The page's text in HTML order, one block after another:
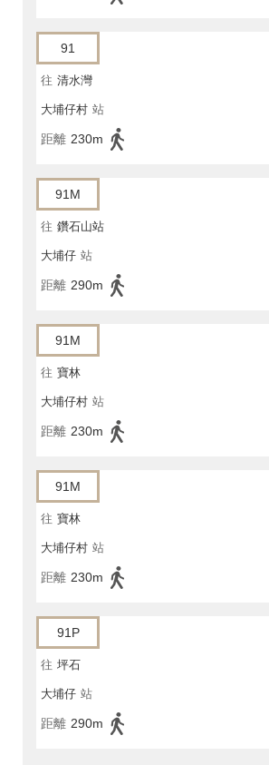
91
往 清水灣
大埔仔村 站
距離 230m
91M
往 鑽石山站
大埔仔 站
距離 290m
91M
往 寶林
大埔仔村 站
距離 230m
91M
往 寶林
大埔仔村 站
距離 230m
91P
往 坪石
大埔仔 站
距離 290m